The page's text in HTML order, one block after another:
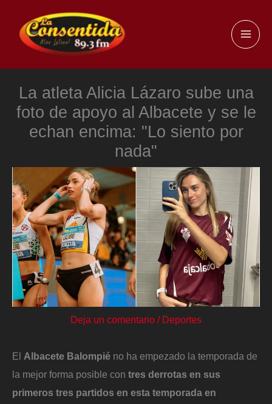
contenido
La atleta Alicia Lázaro sube una
foto de apoyo al Albacete y se le
echan encima: "Lo siento por
nada"
Deja un comentario / Deportes
El Albacete Balompié no ha empezado la temporada de
la mejor forma posible con tres derrotas en sus
primeros tres partidos en esta temporada en